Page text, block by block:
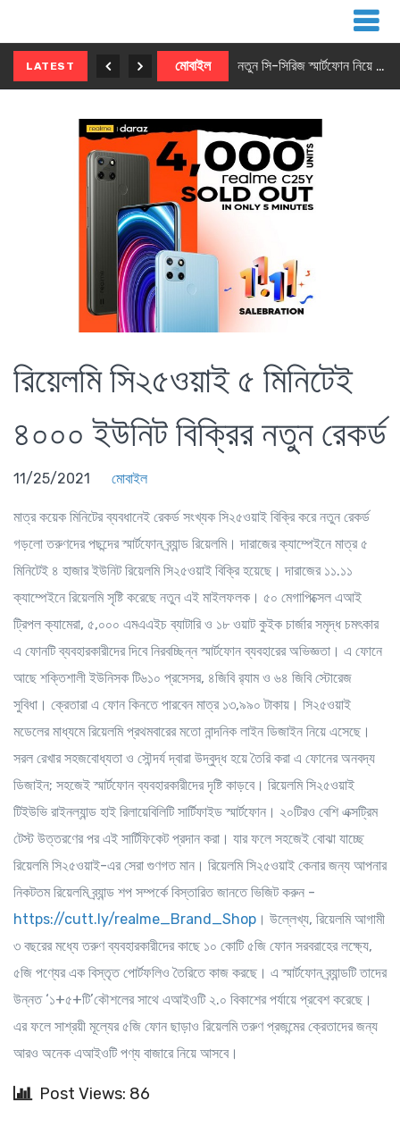
LATEST মোবাইল নতুন সি-সিরিজ স্মার্টফোন নিয়ে আসছে রিয়েলমি
রিয়েলমি সি২৫ওয়াই ৫ মিনিটেই
৪০০০ ইউনিট বিক্রির নতুন রেকর্ড
11/25/2021 মোবাইল
মাত্র কয়েক মিনিটের ব্যবধানেই রেকর্ড সংখ্যক সি২৫ওয়াই বিক্রি করে নতুন রেকর্ড
গড়লো তরুণদের পছন্দের স্মার্টফোন ব্র্যান্ড রিয়েলমি। দারাজের ক্যাম্পেইনে মাত্র ৫
মিনিটেই ৪ হাজার ইউনিট রিয়েলমি সি২৫ওয়াই বিক্রি হয়েছে। দারাজের ১১.১১
ক্যাম্পেইনে রিয়েলমি সৃষ্টি করেছে নতুন এই মাইলফলক। ৫০ মেগাপিক্সেল এআই
ট্রিপল ক্যামেরা, ৫,০০০ এমএএইচ ব্যাটারি ও ১৮ ওয়াট কুইক চার্জার সমৃদ্ধ চমৎকার
এ ফোনটি ব্যবহারকারীদের দিবে নিরবচ্ছিন্ন স্মার্টফোন ব্যবহারের অভিজ্ঞতা। এ ফোনে
আছে শক্তিশালী ইউনিসক টি৬১০ প্রসেসর, ৪জিবি র‍্যাম ও ৬৪ জিবি স্টোরেজ
সুবিধা। ক্রেতারা এ ফোন কিনতে পারবেন মাত্র ১৩,৯৯০ টাকায়। সি২৫ওয়াই
মডেলের মাধ্যমে রিয়েলমি প্রথমবারের মতো নান্দনিক লাইন ডিজাইন নিয়ে এসেছে।
সরল রেখার সহজবোধ্যতা ও সৌন্দর্য দ্বারা উদ্বুদ্ধ হয়ে তৈরি করা এ ফোনের অনবদ্য
ডিজাইন; সহজেই স্মার্টফোন ব্যবহারকারীদের দৃষ্টি কাড়বে। রিয়েলমি সি২৫ওয়াই
টিইউভি রাইনল্যান্ড হাই রিলায়েবিলিটি সার্টিফাইড স্মার্টফোন। ২০টিরও বেশি এক্সট্রিম
টেস্ট উত্তরণের পর এই সার্টিফিকেট প্রদান করা। যার ফলে সহজেই বোঝা যাচ্ছে
রিয়েলমি সি২৫ওয়াই-এর সেরা গুণগত মান। রিয়েলমি সি২৫ওয়াই কেনার জন্য আপনার
নিকটতম রিয়েলমি ব্র্যান্ড শপ সম্পর্কে বিস্তারিত জানতে ভিজিট করুন -
https://cutt.ly/realme_Brand_Shop । উল্লেখ্য, রিয়েলমি আগামী
৩ বছরের মধ্যে তরুণ ব্যবহারকারীদের কাছে ১০ কোটি ৫জি ফোন সরবরাহের লক্ষ্যে,
৫জি পণ্যের এক বিস্তৃত পোর্টফলিও তৈরিতে কাজ করছে। এ স্মার্টফোন ব্র্যান্ডটি তাদের
উন্নত ‘১+৫+টি’কৌশলের সাথে এআইওটি ২.০ বিকাশের পর্যায়ে প্রবেশ করেছে।
এর ফলে সাশ্রয়ী মূল্যের ৫জি ফোন ছাড়াও রিয়েলমি তরুণ প্রজন্মের ক্রেতাদের জন্য
আরও অনেক এআইওটি পণ্য বাজারে নিয়ে আসবে।
Post Views: 86